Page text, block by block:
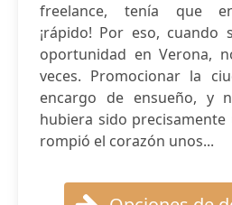
freelance, tenía que
¡rápido! Por eso, cuando
oportunidad en Verona,
veces. Promocionar la
encargo de ensueño, y
hubiera sido
rompió el corazón unos...